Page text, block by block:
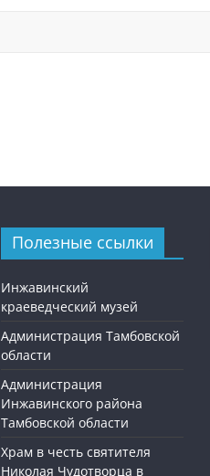
Полезные ссылки
Инжавинский
краеведческий музей
Администрация Тамбовской
области
Администрация
Инжавинского района
Тамбовской области
Храм в честь святителя
Николая Чудотворца в